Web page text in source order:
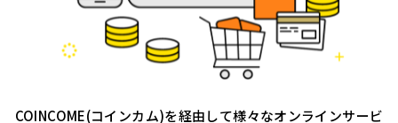
COINCOME(コインカム)を経由して様々なオンラインサービ